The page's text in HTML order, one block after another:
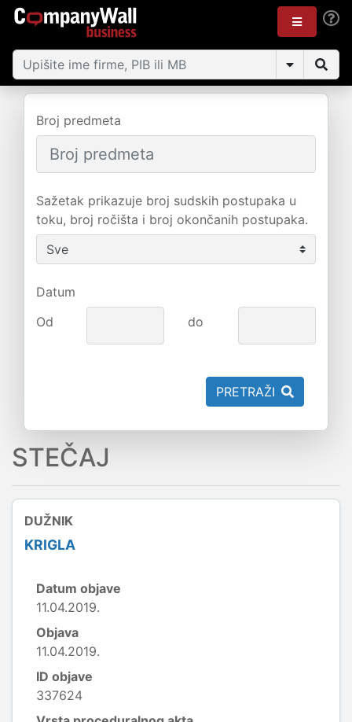
Broj predmeta
Sažetak prikazuje broj sudskih postupaka u
toku, broj ročišta i broj okončanih postupaka.
Datum
Od
do
PRETRAŽI
STEČAJ
DUŽNIK
KRIGLA
Datum objave
11.04.2019.
Objava
11.04.2019.
ID objave
337624